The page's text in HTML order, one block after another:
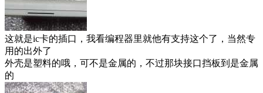
这就是ic卡的插口，我看编程器里就他有支持这个了，当然专
用的出外了
外壳是塑料的哦，可不是金属的，不过那块接口挡板到是金属
的